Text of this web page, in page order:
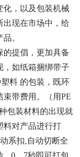
化，以及包装机械
出现在市场中，给
。
提倡，更加具备
，如纸箱捆绑带子
料 的包装，既环
束带费用。（用PE
包装材料的出现就
料对产品进行打
系扣,自动切断全